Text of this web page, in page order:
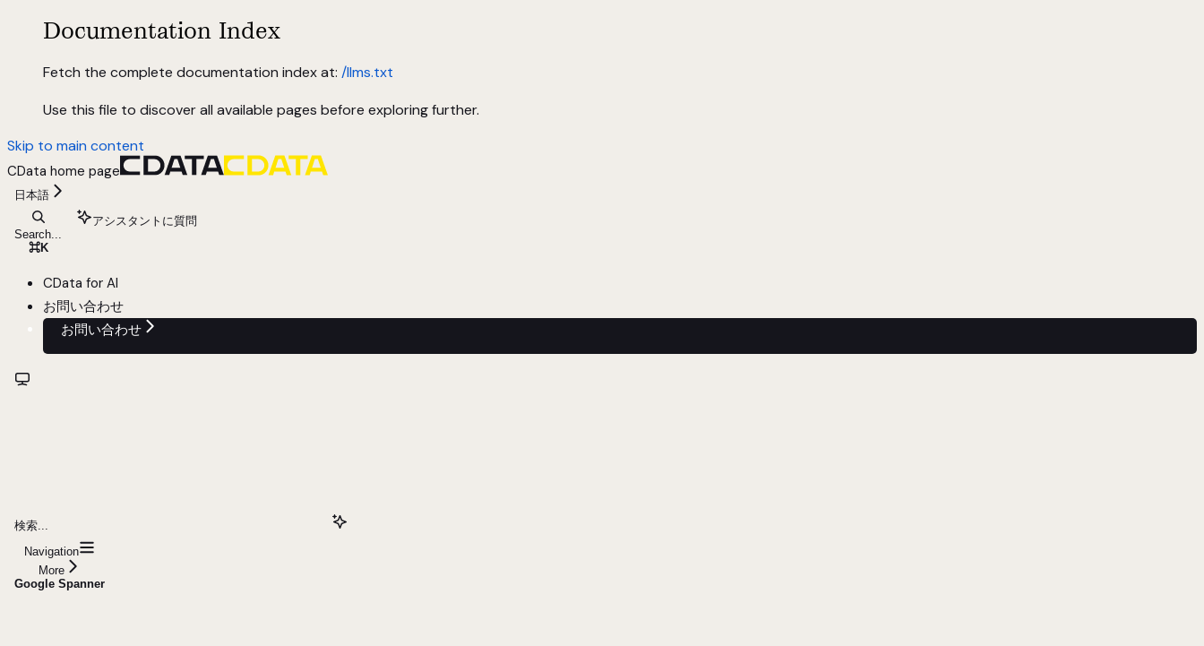
Documentation Index
Fetch the complete documentation index at: /llms.txt
Use this file to discover all available pages before exploring further.
Skip to main content
CData home page
日本語
Search...
⌘K
アシスタントに質問
CData for AI
お問い合わせ
お問い合わせ
検索...
Navigation
More
Google Spanner